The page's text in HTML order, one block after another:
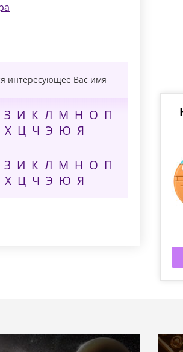
интересующее Вас имя
З И К Л М Н О П
Х Ц Ч Э Ю Я
З И К Л М Н О П
Х Ц Ч Э Ю Я